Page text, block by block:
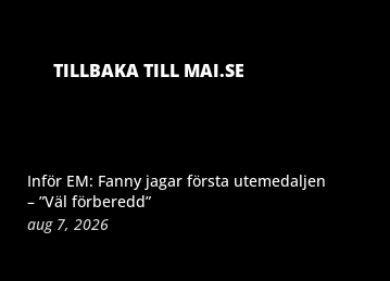
TILLBAKA TILL MAI.SE
Inför EM: Fanny jagar första utemedaljen
– ”Väl förberedd”
aug 7, 2026